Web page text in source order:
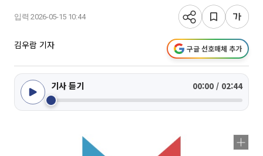
입력 2026-05-15 10:44
김우람 기자 구글 선호매체 추가
기사 듣기 00:00 / 02:44